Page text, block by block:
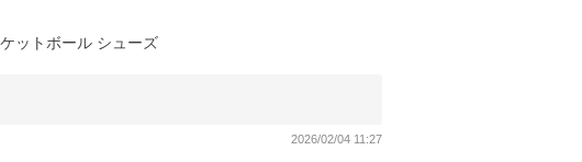
ットボール シューズ
2026/02/04 11:27